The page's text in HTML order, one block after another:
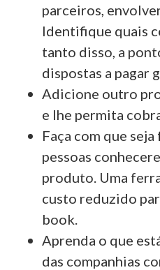
parceiros,
Identifique quais
tanto disso, a
dispostas a pagar
Adicione outro
e lhe permita
Faça com que
pessoas
produto. Uma
custo reduzido
book.
Aprenda o que
das companhias